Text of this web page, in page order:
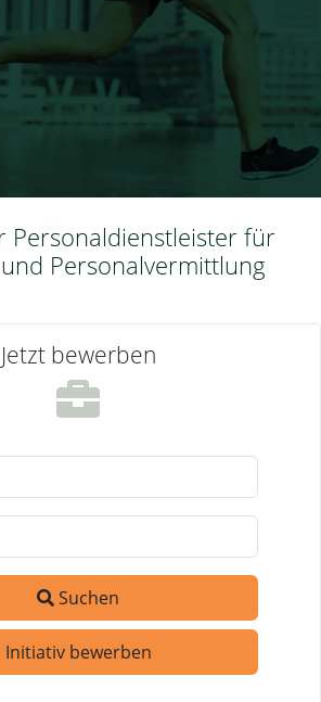
Personaldienstleister für
Personalvermittlung
Jetzt bewerben
Suchen
Initiativ bewerben